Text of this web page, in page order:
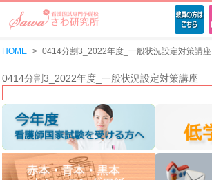
HOME 0414分割3_2022年度_一般状況設定対策講座
0414分割3_2022年度_一般状況設定対策講座